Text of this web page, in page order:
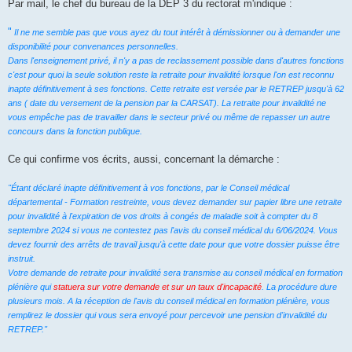
Par mail, le chef du bureau de la DEP 3 du rectorat m'indique :
" Il ne me semble pas que vous ayez du tout intérêt à démissionner ou à demander une
disponibilité pour convenances personnelles.
Dans l'enseignement privé, il n'y a pas de reclassement possible dans d'autres fonctions
c'est pour quoi la seule solution reste la retraite pour invalidité lorsque l'on est reconnu
inapte définitivement à ses fonctions. Cette retraite est versée par le RETREP jusqu'à 62
ans ( date du versement de la pension par la CARSAT). La retraite pour invalidité ne
vous empêche pas de travailler dans le secteur privé ou même de repasser un autre
concours dans la fonction publique.
Ce qui confirme vos écrits, aussi, concernant la démarche :
"Étant déclaré inapte définitivement à vos fonctions, par le Conseil médical
départemental - Formation restreinte, vous devez demander sur papier libre une retraite
pour invalidité à l'expiration de vos droits à congés de maladie soit à compter du 8
septembre 2024 si vous ne contestez pas l'avis du conseil médical du 6/06/2024. Vous
devez fournir des arrêts de travail jusqu'à cette date pour que votre dossier puisse être
instruit.
Votre demande de retraite pour invalidité sera transmise au conseil médical en formation
plénière quistatuera sur votre demande et sur un taux d'incapacité . La procédure dure
plusieurs mois. A la réception de l'avis du conseil médical en formation plénière, vous
remplirez le dossier qui vous sera envoyé pour percevoir une pension d'invalidité du
RETREP."